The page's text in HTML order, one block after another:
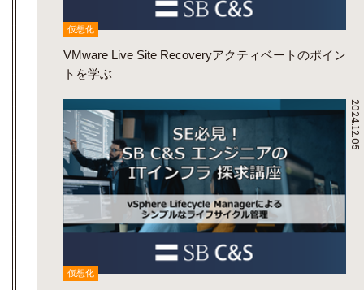
仮想化
VMware Live Site Recoveryアクティベートのポイン
トを学ぶ
2024.12.05
仮想化